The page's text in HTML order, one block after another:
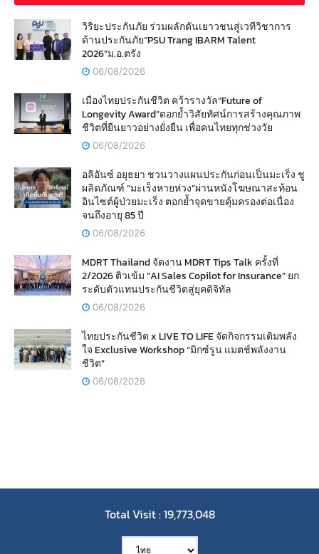
วิริยะประกันภัย ร่วมผลักดันเยาวชนสู่เวทีวิชาการ
ด้านประกันภัย“PSU Trang IBARM Talent
2026”ม.อ.ตรัง
06/08/2026
เมืองไทยประกันชีวิต คว้ารางวัล“Future of
Longevity Award”ตอกย้ำวิสัยทัศน์การสร้างคุณภาพ
ชีวิตที่ยืนยาวอย่างยั่งยืน เพื่อคนไทยทุกช่วงวัย
06/08/2026
อลิอันซ์ อยุธยา ชวนวางแผนประกันก่อนเป็นมะเร็ง ชู
ผลิตภัณฑ์ “มะเร็งหายห่วง”ผ่านหนังโฆษณาสะท้อน
อินไซต์ผู้ป่วยมะเร็ง ตอกย้ำจุดขายคุ้มครองต่อเนื่อง
จนถึงอายุ 85 ปี
06/08/2026
MDRT Thailand จัดงาน MDRT Tips Talk ครั้งที่
2/2026 ติวเข้ม “AI Sales Copilot for Insurance” ยก
ระดับตัวแทนประกันชีวิตสู่ยุคดิจิทัล
06/08/2026
ไทยประกันชีวิต x LIVE TO LIFE จัดกิจกรรมเติมพลัง
ใจ Exclusive Workshop “มิกซ์รูน แมตช์พลังงาน
ชีวิต”
06/08/2026
Total Visit : 19,773,048